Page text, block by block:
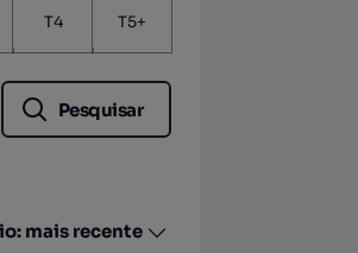
T4 T5+
Pesquisar
mais recente